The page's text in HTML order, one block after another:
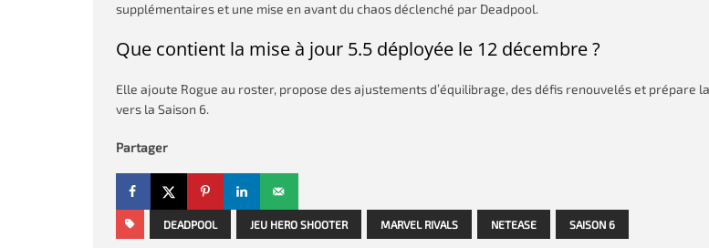
supplémentaires et une mise en avant du chaos déclenché par Deadpool.
Que contient la mise à jour 5.5 déployée le 12 décembre ?
Elle ajoute Rogue au roster, propose des ajustements d’équilibrage, des défis renouvelés et prépare
vers la Saison 6.
Partager
DEADPOOL JEU HERO SHOOTER MARVEL RIVALS NETEASE SAISON 6